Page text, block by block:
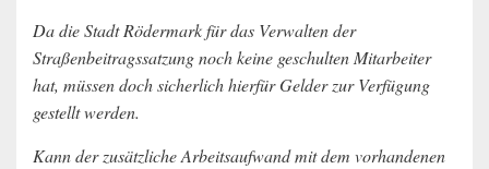
Da die Stadt Rödermark für das Verwalten der
Straßenbeitragssatzung noch keine geschulten Mitarbeiter
hat, müssen doch sicherlich hierfür Gelder zur Verfügung
gestellt werden.
Kann der zusätzliche Arbeitsaufwand mit dem vorhandenen